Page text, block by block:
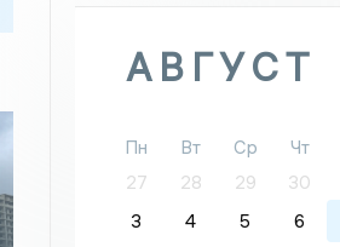
АВГУСТ
Пн Вт Ср Чт
27
28 29 30
3
4 5 6